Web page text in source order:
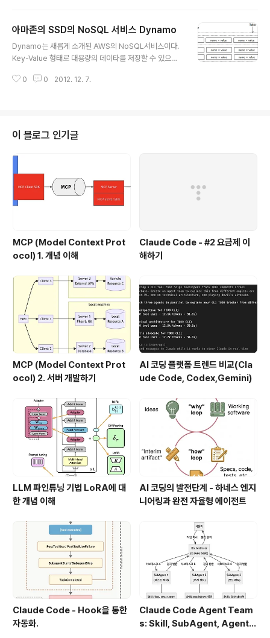
e) 위의 스크립트를 멀티프로세스로 돌려..
아마존의 SSD의 NoSQL 서비스 Dynamo
Dynamo는 새롭게 소개된 AWS의 NoSQL서비스이다.
Key-Value 형태로 대용량의 데이타를 저장할 수 있으며,
이타 모델을 살펴보자, RDBMS의 일반적인 테이블 구조
Primary Key를 가지고 있다. 이를 Key라고 정의한다. 테
이블의 ROW에 해당하는 내용은 item이라고 부르는데,
각 item은 key에 의해서 구분된다. RDBMS와는 다르게,
마다 다른 column을 가질 수 있다 그래서, 각..
0 0 2012. 12. 7.
이 블로그 인기글
MCP (Model Context Prot
ocol) 1. 개념 이해
Claude Code - #2 요금제 이
해하기
MCP (Model Context Prot
ocol) 2. 서버 개발하기
AI 코딩 플랫폼 트렌드 비교(Cla
ude Code, Codex,Gemini)
LLM 파인튜닝 기법 LoRA에 대
한 개념 이해
AI 코딩의 발전단계 - 하네스 엔지
니어링과 완전 자율형 에이전트
Claude Code - Hook을 통한
자동화.
Claude Code Agent Team
s: Skill, SubAgent, Agent T